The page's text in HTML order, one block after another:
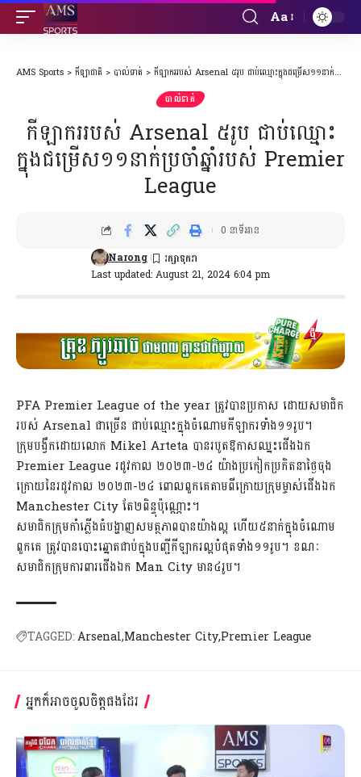
Font
Aa
AMS Sports > កីឡាជាតិ > បាល់ទាត់ > កីឡាកររបស់ Arsenal ៥រូប ជាប់ឈ្មោះក្នុងជម្រើស១១នាក់ប្រចាំឆ្នាំរបស់ Premier League
បាល់ទាត់
កីឡាកររបស់ Arsenal ៥រូប ជាប់ឈ្មោះ
ក្នុងជម្រើស១១នាក់ប្រចាំឆ្នាំរបស់ Premier
League
Last updated: August 21, 2024 6:04 pm
Narong
0 នាទីអាន
PFA Premier League of the year ត្រូវបានប្រកាស ដោយសមាជិក
របស់ Arsenal ជាច្រើន ជាប់ឈ្មោះក្នុងចំណោមកីឡាករទាំង១១រូប។
ក្រុមបង្វឹកដោយលោក Mikel Arteta បានរបូតឱកាសឈ្នះជើងឯក
Premier League រដូវកាល ២០២៣-២៤ យ៉ាងប្រកៀកប្រកិតនាថ្ងៃចុង
ក្រោយនៃរដូវកាល ២០២៣-២៤ ពោលពួកគេតាមពីក្រោយក្រុមម្ចាស់ជើងឯក
Manchester City តែ២ពិន្ទុប៉ុណ្ណោះ។
សមាជិកក្រុមកាំភ្លើងធំបង្ហាញសមត្ថភាពបានយ៉ាងល្អ ហើយ៥នាក់ក្នុងចំណោម
ពួកគេ ត្រូវបានបោះឆ្នោតជាប់ក្នុងបញ្ជីកីឡាករល្អបំផុតទាំង១១រូប។ ខណៈ
សមាជិកក្រុមការពារជើងឯក Man City មាន៤រូប។
TAGGED:Arsenal Manchester CityPremier League
អ្នកក៏អាចចូលចិត្តផងដែរ